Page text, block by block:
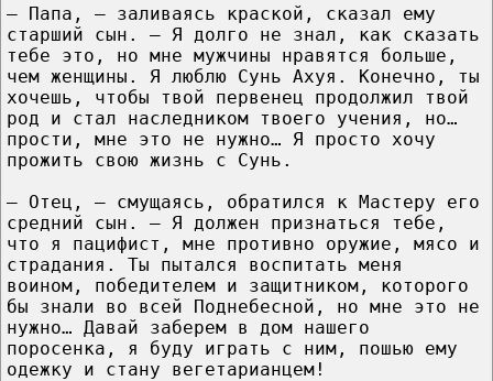
— Папа, — заливаясь краской, сказал ему
старший сын. — Я долго не знал, как сказать
тебе это, но мне мужчины нравятся больше,
чем женщины. Я люблю Сунь Ахуя. Конечно, ты
хочешь, чтобы твой первенец продолжил твой
род и стал наследником твоего учения, но…
прости, мне это не нужно… Я просто хочу
прожить свою жизнь с Сунь.
— Отец, — смущаясь, обратился к Мастеру его
средний сын. – Я должен признаться тебе,
что я пацифист, мне противно оружие, мясо и
страдания. Ты пытался воспитать меня
воином, победителем и защитником, которого
бы знали во всей Поднебесной, но мне это не
нужно… Давай заберем в дом нашего
поросенка, я буду играть с ним, пошью ему
одежку и стану вегетарианцем!